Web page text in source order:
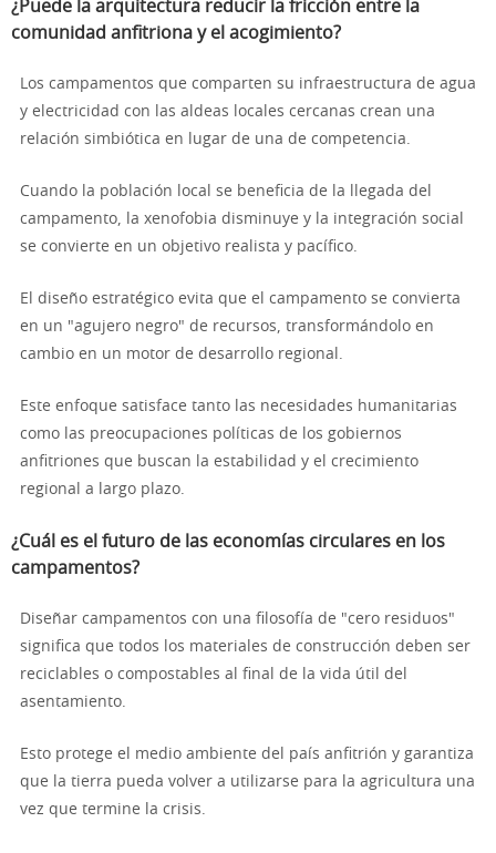
¿Puede la arquitectura reducir la fricción entre la
comunidad anfitriona y el acogimiento?
Los campamentos que comparten su infraestructura de agua
y electricidad con las aldeas locales cercanas crean una
relación simbiótica en lugar de una de competencia.
Cuando la población local se beneficia de la llegada del
campamento, la xenofobia disminuye y la integración social
se convierte en un objetivo realista y pacífico.
El diseño estratégico evita que el campamento se convierta
en un "agujero negro" de recursos, transformándolo en
cambio en un motor de desarrollo regional.
Este enfoque satisface tanto las necesidades humanitarias
como las preocupaciones políticas de los gobiernos
anfitriones que buscan la estabilidad y el crecimiento
regional a largo plazo.
¿Cuál es el futuro de las economías circulares en los
campamentos?
Diseñar campamentos con una filosofía de "cero residuos"
significa que todos los materiales de construcción deben ser
reciclables o compostables al final de la vida útil del
asentamiento.
Esto protege el medio ambiente del país anfitrión y garantiza
que la tierra pueda volver a utilizarse para la agricultura una
vez que termine la crisis.